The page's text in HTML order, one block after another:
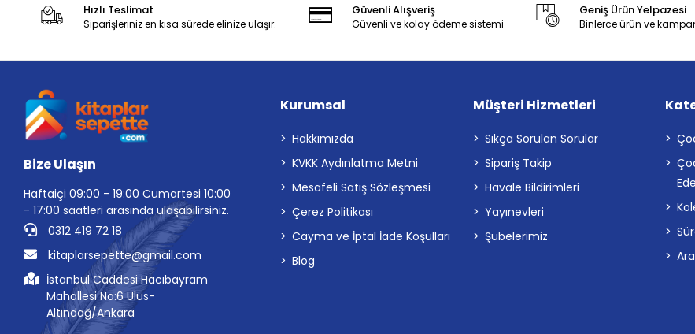
Hızlı Teslimat
Siparişleriniz en kısa sürede elinize ulaşır.
Güvenli Alışveriş
Güvenli ve kolay ödeme sistemi
Geniş Ürün Yelpazesi
Binlerce ürün ve
Bize Ulaşın
Haftaiçi 09:00 - 19:00 Cumartesi 10:00
- 17:00 saatleri arasında ulaşabilirsiniz.
0312 419 72 18
kitaplarsepette@gmail.com
İstanbul Caddesi Hacıbayram
Mahallesi No:6 Ulus-
Altındağ/Ankara
Kurumsal
Hakkımızda
KVKK Aydınlatma Metni
Mesafeli Satış Sözleşmesi
Çerez Politikası
Cayma ve İptal İade Koşulları
Blog
Müşteri Hizmetleri
Sıkça Sorulan Sorular
Sipariş Takip
Havale Bildirimleri
Yayınevleri
Şubelerimiz